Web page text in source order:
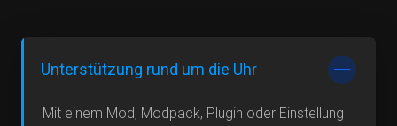
Unterstützung rund um die Uhr
Mit einem Mod, Modpack, Plugin oder Einstellung